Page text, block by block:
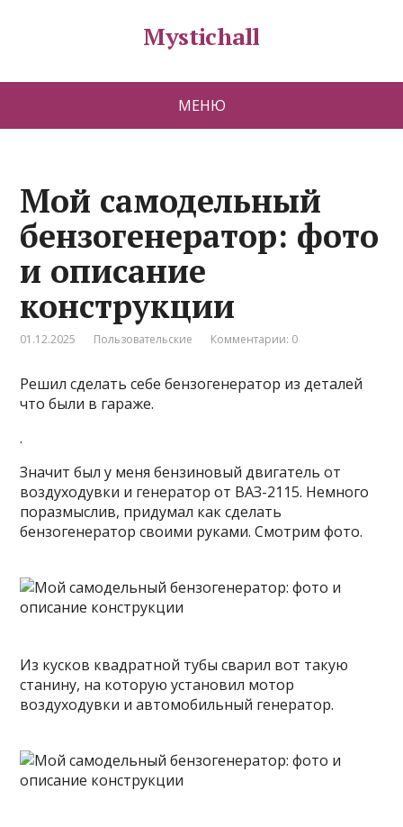
Mystichall
МЕНЮ
Мой самодельный
бензогенератор: фото
и описание
конструкции
01.12.2025 Пользовательские Комментарии: 0
Решил сделать себе бензогенератор из деталей
что были в гараже.
.
Значит был у меня бензиновый двигатель от
воздуходувки и генератор от ВАЗ-2115. Немного
поразмыслив, придумал как сделать
бензогенератор своими руками. Смотрим фото.
Из кусков квадратной тубы сварил вот такую
станину, на которую установил мотор
воздуходувки и автомобильный генератор.